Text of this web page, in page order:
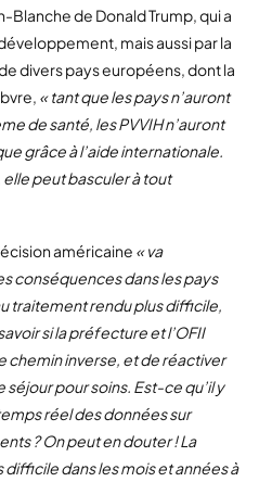
Blanche de Donald Trump, qui a
mais aussi par la
divers pays européens, dont la
« tant que les pays n’auront
de santé, les PVVIH n’auront
grâce à l’aide internationale.
peut basculer à tout
américaine « va
conséquences dans les pays
traitement rendu plus difficile,
si la préfecture et l’OFII
chemin inverse, et de réactiver
pour soins. Est-ce qu’il y
réel des données sur
? On peut en douter ! La
dans les mois et années à